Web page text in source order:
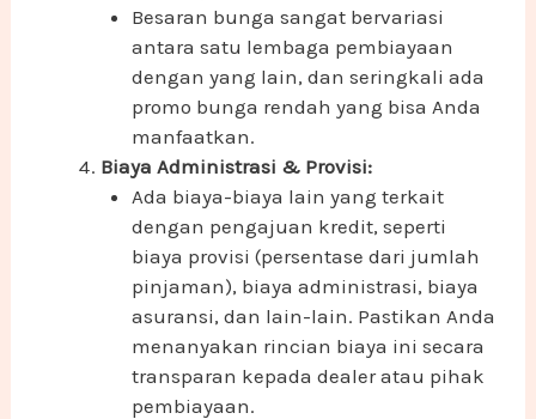
Besaran bunga sangat bervariasi
antara satu lembaga pembiayaan
dengan yang lain, dan seringkali ada
promo bunga rendah yang bisa Anda
manfaatkan.
Biaya Administrasi & Provisi:
Ada biaya-biaya lain yang terkait
dengan pengajuan kredit, seperti
biaya provisi (persentase dari jumlah
pinjaman), biaya administrasi, biaya
asuransi, dan lain-lain. Pastikan Anda
menanyakan rincian biaya ini secara
transparan kepada dealer atau pihak
pembiayaan.